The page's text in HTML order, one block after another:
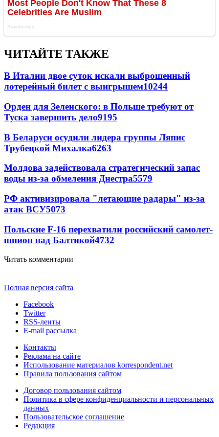
ЧИТАЙТЕ ТАКЖЕ
В Италии двое суток искали выброшенный
лотерейный билет с выигрышем10244
Орден для Зеленского: в Польше требуют от
Туска завершить дело9195
В Беларуси осудили лидера группы Ляпис
Трубецкой Михалка6263
Молдова задействовала стратегический запас
воды из-за обмеления Днестра5579
РФ активизировала "летающие радары" из-за
атак ВСУ5073
Польские F-16 перехватили российский самолет-
шпион над Балтикой4732
Читать комментарии
Полная версия сайта
Facebook
Twitter
RSS-ленты
E-mail рассылка
Контакты
Реклама на сайте
Использование материалов korrespondent.net
Правила пользования сайтом
Договор пользования сайтом
Политика в сфере конфиденциальности и персональных
данных
Пользовательское соглашение
Редакция